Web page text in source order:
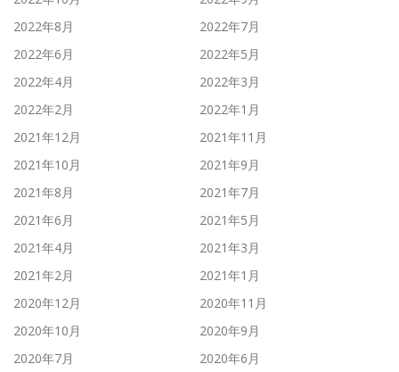
2022年8月
2022年7月
2022年6月
2022年5月
2022年4月
2022年3月
2022年2月
2022年1月
2021年12月
2021年11月
2021年10月
2021年9月
2021年8月
2021年7月
2021年6月
2021年5月
2021年4月
2021年3月
2021年2月
2021年1月
2020年12月
2020年11月
2020年10月
2020年9月
2020年7月
2020年6月